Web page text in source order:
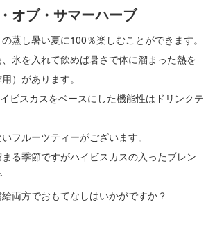
オブ・サマーハーブ
蒸し暑い夏に100％楽しむことができます。
氷を入れて飲めば暑さで体に溜まった熱を
）があります。
ビスカスをベースにした機能性はドリンクテ
フルーツティーがございます。
る季節ですがハイビスカスの入ったブレン
両方でおもてなしはいかがですか？